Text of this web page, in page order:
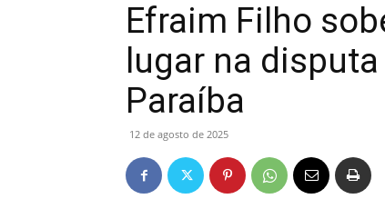
Efraim Filho
lugar na
Paraíba
12 de agosto de 2025